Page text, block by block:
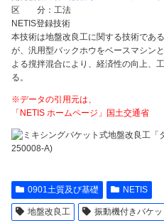
区 分：工法
NETIS登録技術
本技術は地盤改良工に関する技術であ
が、汎用型バックホウをベースマシン
よる撹拌混合により、経済性の向上、
る。
※データの引用元は、
「NETIS ホームページ」国土交通省
0901土質及び基礎 NETIS
地盤改良工 振動機付きバケ